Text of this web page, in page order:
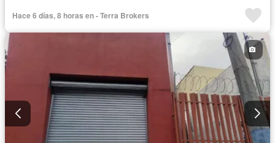
Hace 6 días, 8 horas en - Terra Brokers